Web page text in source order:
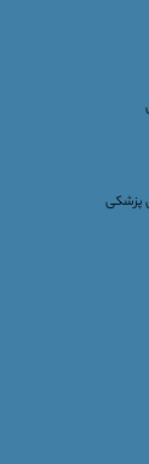
پزشکی